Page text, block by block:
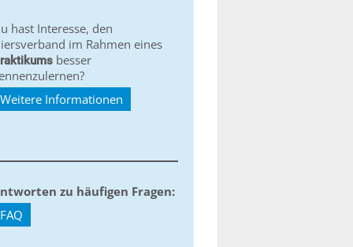
hast Interesse, den
im Rahmen eines
besser
Weitere Informationen
zu häufigen Fragen:
FAQ